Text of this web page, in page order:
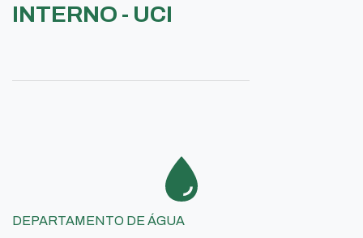
INTERNO - UCI
DEPARTAMENTO DE ÁGUA